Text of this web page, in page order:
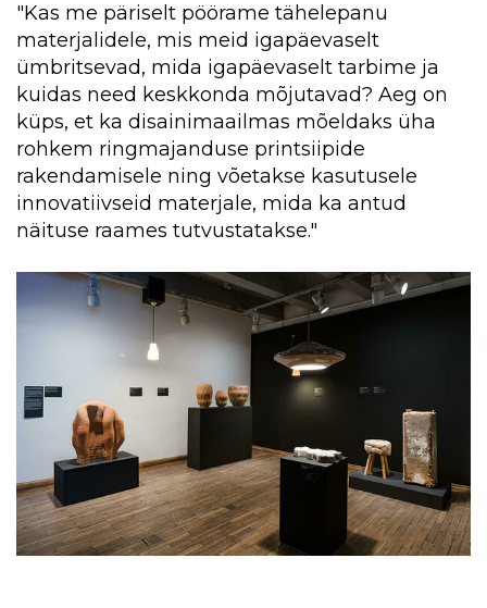
"Kas me päriselt pöörame tähelepanu
materjalidele, mis meid igapäevaselt
ümbritsevad, mida igapäevaselt tarbime ja
kuidas need keskkonda mõjutavad? Aeg on
küps, et ka disainimaailmas mõeldaks üha
rohkem ringmajanduse printsiipide
rakendamisele ning võetakse kasutusele
innovatiivseid materjale, mida ka antud
näituse raames tutvustatakse."